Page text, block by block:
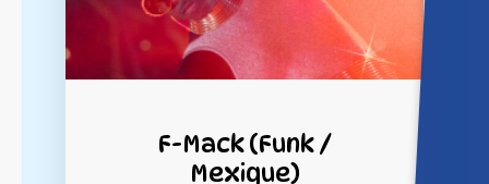
F-Mack (Funk /
Mexique)